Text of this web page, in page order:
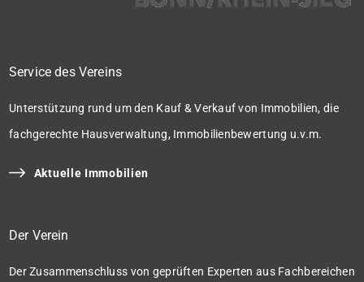
Der Verein
Der Zusammenschluss von geprüften Experten aus Fachbereichen
Service des Vereins
Unterstützung rund um den Kauf & Verkauf von Immobilien, die
fachgerechte Hausverwaltung, Immobilienbewertung u.v.m.
Aktuelle Immobilien